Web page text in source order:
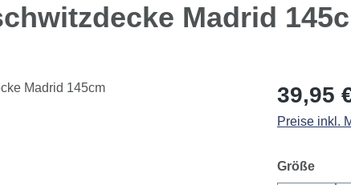
Madrid
Regulärer
39,95
Preise inkl.
Größe